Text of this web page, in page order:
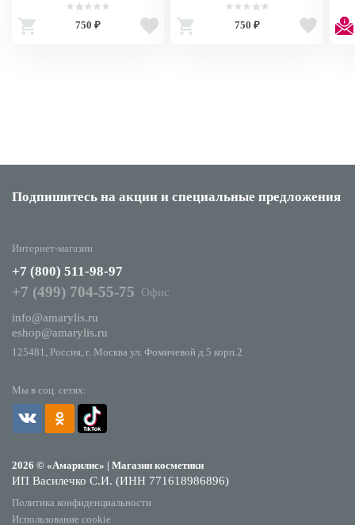
Eyeliner Precision Colour
White U5168 U5168
750 ₽
Eyeliner Precision Colour
Black S9141 S9141
750 ₽
Подпишитесь на акции и специальные предложения
Мы в соц. сетях:
2026 © «Амарилис» | Магазин косметики
ИП Василечко С.И. (ИНН 771618986896)
Политика конфиденциальности
Использование cookie
Интернет-магазин
+7 (800) 511-98-97
+7 (499) 704-55-75
Офис
info@amarylis.ru
eshop@amarylis.ru
125481, Россия, г. Москва ул. Фомичевой д.5 корп.2